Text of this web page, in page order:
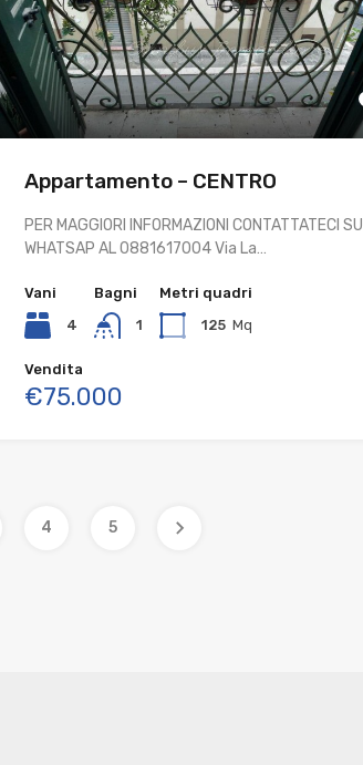
Appartamento – CENTRO
PER MAGGIORI INFORMAZIONI CONTATTATECI SU
WHATSAP AL 0881617004 Via La…
Vani
4
Bagni
1
Metri quadri
125 Mq
Vendita
€75.000
4 5